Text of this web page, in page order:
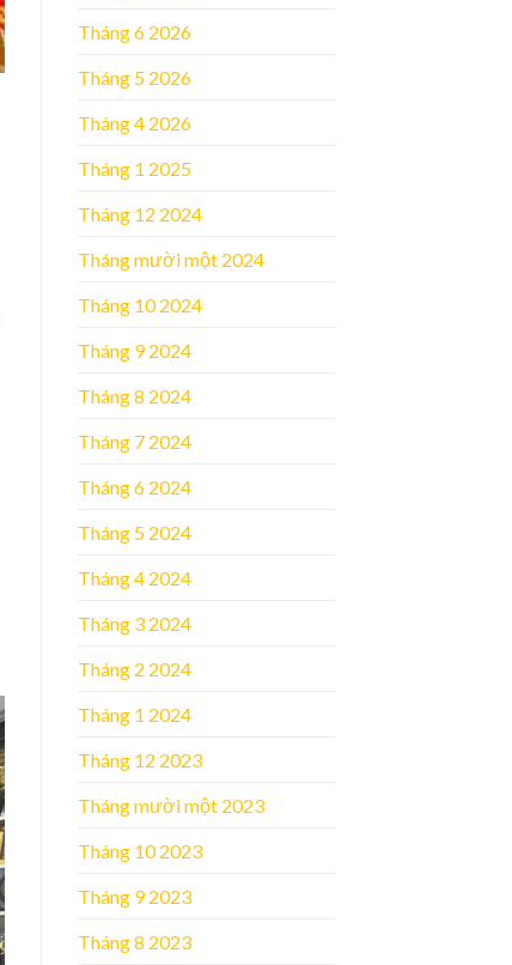
Tháng 6 2026
Tháng 5 2026
Tháng 4 2026
Tháng 1 2025
Tháng 12 2024
Tháng mười một 2024
Tháng 10 2024
Tháng 9 2024
Tháng 8 2024
Tháng 7 2024
Tháng 6 2024
Tháng 5 2024
Tháng 4 2024
Tháng 3 2024
Tháng 2 2024
Tháng 1 2024
Tháng 12 2023
Tháng mười một 2023
Tháng 10 2023
Tháng 9 2023
Tháng 8 2023